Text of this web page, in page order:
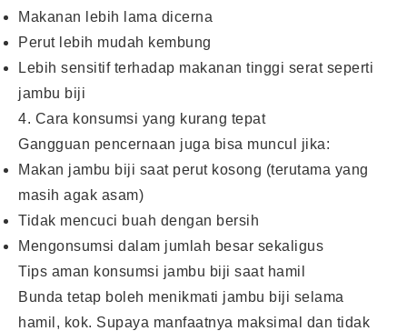
Makanan lebih lama dicerna
Perut lebih mudah kembung
Lebih sensitif terhadap makanan tinggi serat seperti
jambu biji
4. Cara konsumsi yang kurang tepat
Gangguan pencernaan juga bisa muncul jika:
Makan jambu biji saat perut kosong (terutama yang
masih agak asam)
Tidak mencuci buah dengan bersih
Mengonsumsi dalam jumlah besar sekaligus
Tips aman konsumsi jambu biji saat hamil
Bunda tetap boleh menikmati jambu biji selama
hamil, kok. Supaya manfaatnya maksimal dan tidak